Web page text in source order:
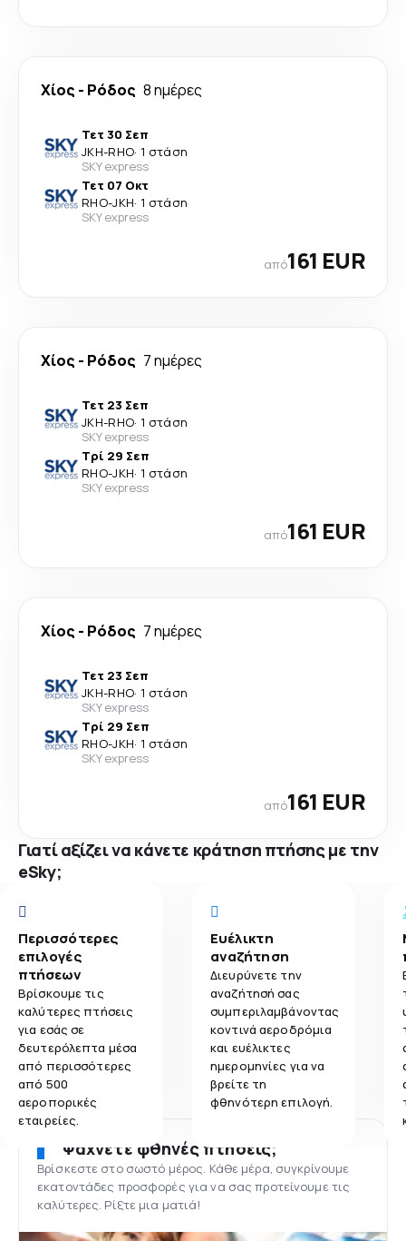
Χίος - Ρόδος 8 ημέρες
Τετ 30 Σεπ
JKH-RHO· 1 στάση
SKY express
Τετ 07 Οκτ
RHO-JKH· 1 στάση
SKY express
από161 EUR
Χίος - Ρόδος 7 ημέρες
Τετ 23 Σεπ
JKH-RHO· 1 στάση
SKY express
Τρί 29 Σεπ
RHO-JKH· 1 στάση
SKY express
από161 EUR
Χίος - Ρόδος 7 ημέρες
Τετ 23 Σεπ
JKH-RHO· 1 στάση
SKY express
Τρί 29 Σεπ
RHO-JKH· 1 στάση
SKY express
από161 EUR
Γιατί αξίζει να κάνετε κράτηση πτήσης με την
eSky;
Περισσότερες
επιλογές
πτήσεων
Βρίσκουμε τις
καλύτερες πτήσεις
για εσάς σε
δευτερόλεπτα μέσα
από περισσότερες
από 500
αεροπορικές
εταιρείες.
Ευέλικτη
αναζήτηση
Διευρύνετε την
αναζήτησή σας
συμπεριλαμβάνοντας
κοντινά αεροδρόμια
και ευέλικτες
ημερομηνίες για να
βρείτε τη
φθηνότερη επιλογή.
Ψάχνετε φθηνές πτήσεις;
Βρίσκεστε στο σωστό μέρος. Κάθε μέρα, συγκρίνουμε
εκατοντάδες προσφορές για να σας προτείνουμε τις
καλύτερες. Ρίξτε μια ματιά!